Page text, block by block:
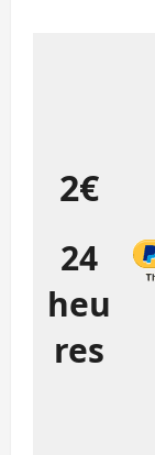
2€
24
heu
res